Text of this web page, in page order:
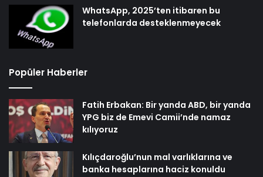
WhatsApp, 2025’ten itibaren bu
telefonlarda desteklenmeyecek
Popüler Haberler
Fatih Erbakan: Bir yanda ABD, bir yanda
YPG biz de Emevi Camii’nde namaz
kılıyoruz
Kılıçdaroğlu’nun mal varlıklarına ve
banka hesaplarına haciz konuldu